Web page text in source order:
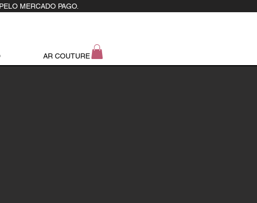
MERCADO PAGO.
AR COUTURE